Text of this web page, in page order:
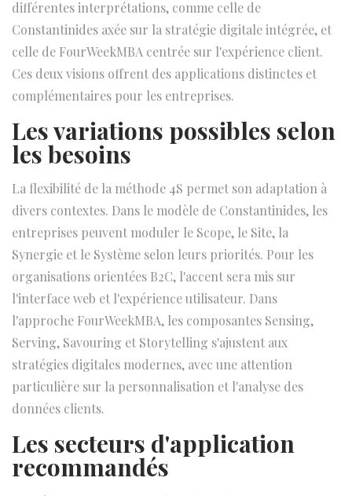
différentes interprétations, comme celle de
Constantinides axée sur la stratégie digitale intégrée, et
celle de FourWeekMBA centrée sur l'expérience client.
Ces deux visions offrent des applications distinctes et
complémentaires pour les entreprises.
Les variations possibles selon
les besoins
La flexibilité de la méthode 4S permet son adaptation à
divers contextes. Dans le modèle de Constantinides, les
entreprises peuvent moduler le Scope, le Site, la
Synergie et le Système selon leurs priorités. Pour les
organisations orientées B2C, l'accent sera mis sur
l'interface web et l'expérience utilisateur. Dans
l'approche FourWeekMBA, les composantes Sensing,
Serving, Savouring et Storytelling s'ajustent aux
stratégies digitales modernes, avec une attention
particulière sur la personnalisation et l'analyse des
données clients.
Les secteurs d'application
recommandés